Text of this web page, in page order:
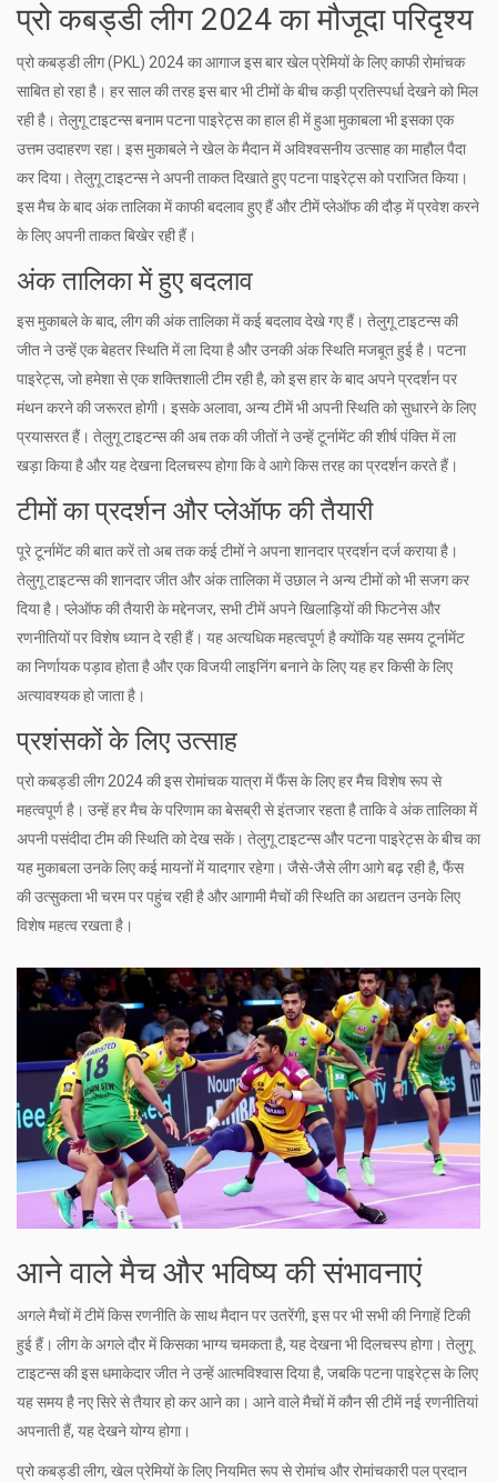
प्रो कबड्डी लीग 2024 का मौजूदा परिदृश्य
प्रो कबड्डी लीग (PKL) 2024 का आगाज इस बार खेल प्रेमियों के लिए काफी रोमांचक
साबित हो रहा है। हर साल की तरह इस बार भी टीमों के बीच कड़ी प्रतिस्पर्धा देखने को मिल
रही है। तेलुगू टाइटन्स बनाम पटना पाइरेट्स का हाल ही में हुआ मुकाबला भी इसका एक
उत्तम उदाहरण रहा। इस मुकाबले ने खेल के मैदान में अविश्वसनीय उत्साह का माहौल पैदा
कर दिया। तेलुगू टाइटन्स ने अपनी ताकत दिखाते हुए पटना पाइरेट्स को पराजित किया।
इस मैच के बाद अंक तालिका में काफी बदलाव हुए हैं और टीमें प्लेऑफ की दौड़ में प्रवेश करने
के लिए अपनी ताकत बिखेर रही हैं।
अंक तालिका में हुए बदलाव
इस मुकाबले के बाद, लीग की अंक तालिका में कई बदलाव देखे गए हैं। तेलुगू टाइटन्स की
जीत ने उन्हें एक बेहतर स्थिति में ला दिया है और उनकी अंक स्थिति मजबूत हुई है। पटना
पाइरेट्स, जो हमेशा से एक शक्तिशाली टीम रही है, को इस हार के बाद अपने प्रदर्शन पर
मंथन करने की जरूरत होगी। इसके अलावा, अन्य टीमें भी अपनी स्थिति को सुधारने के लिए
प्रयासरत हैं। तेलुगू टाइटन्स की अब तक की जीतों ने उन्हें टूर्नामेंट की शीर्ष पंक्ति में ला
खड़ा किया है और यह देखना दिलचस्प होगा कि वे आगे किस तरह का प्रदर्शन करते हैं।
टीमों का प्रदर्शन और प्लेऑफ की तैयारी
पूरे टूर्नामेंट की बात करें तो अब तक कई टीमों ने अपना शानदार प्रदर्शन दर्ज कराया है।
तेलुगू टाइटन्स की शानदार जीत और अंक तालिका में उछाल ने अन्य टीमों को भी सजग कर
दिया है। प्लेऑफ की तैयारी के मद्देनजर, सभी टीमें अपने खिलाड़ियों की फिटनेस और
रणनीतियों पर विशेष ध्यान दे रही हैं। यह अत्यधिक महत्वपूर्ण है क्योंकि यह समय टूर्नामेंट
का निर्णायक पड़ाव होता है और एक विजयी लाइनिंग बनाने के लिए यह हर किसी के लिए
अत्यावश्यक हो जाता है।
प्रशंसकों के लिए उत्साह
प्रो कबड्डी लीग 2024 की इस रोमांचक यात्रा में फैंस के लिए हर मैच विशेष रूप से
महत्वपूर्ण है। उन्हें हर मैच के परिणाम का बेसब्री से इंतजार रहता है ताकि वे अंक तालिका में
अपनी पसंदीदा टीम की स्थिति को देख सकें। तेलुगू टाइटन्स और पटना पाइरेट्स के बीच का
यह मुकाबला उनके लिए कई मायनों में यादगार रहेगा। जैसे-जैसे लीग आगे बढ़ रही है, फैंस
की उत्सुकता भी चरम पर पहुंच रही है और आगामी मैचों की स्थिति का अद्यतन उनके लिए
विशेष महत्व रखता है।
आने वाले मैच और भविष्य की संभावनाएं
अगले मैचों में टीमें किस रणनीति के साथ मैदान पर उतरेंगी, इस पर भी सभी की निगाहें टिकी
हुई हैं। लीग के अगले दौर में किसका भाग्य चमकता है, यह देखना भी दिलचस्प होगा। तेलुगू
टाइटन्स की इस धमाकेदार जीत ने उन्हें आत्मविश्वास दिया है, जबकि पटना पाइरेट्स के लिए
यह समय है नए सिरे से तैयार हो कर आने का। आने वाले मैचों में कौन सी टीमें नई रणनीतियां
अपनाती हैं, यह देखने योग्य होगा।
प्रो कबड्डी लीग, खेल प्रेमियों के लिए नियमित रूप से रोमांच और रोमांचकारी पल प्रदान